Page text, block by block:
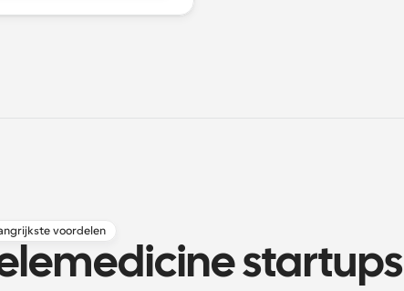
voordelen
startups